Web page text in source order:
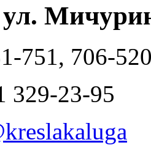
ул.
751, 706-
329-23-95